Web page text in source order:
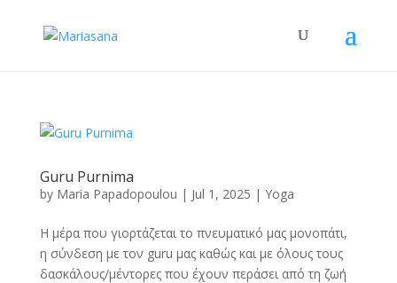
Guru Purnima
by Maria Papadopoulou | Jul 1, 2025 | Yoga
H μέρα που γιορτάζεται το πνευματικό μας μονοπάτι,
η σύνδεση με τον guru μας καθώς και με όλους τους
δασκάλους/μέντορες που έχουν περάσει από τη ζωή